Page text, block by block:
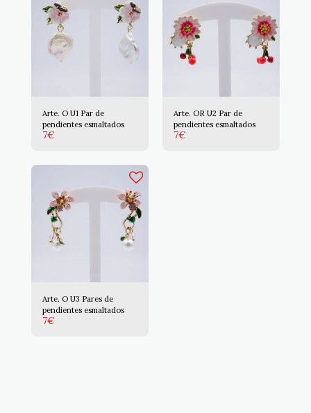
Arte. O U1 Par de
pendientes esmaltados
7€
Arte. OR U2 Par de
pendientes esmaltados
7€
Arte. O U3 Pares de
pendientes esmaltados
7€